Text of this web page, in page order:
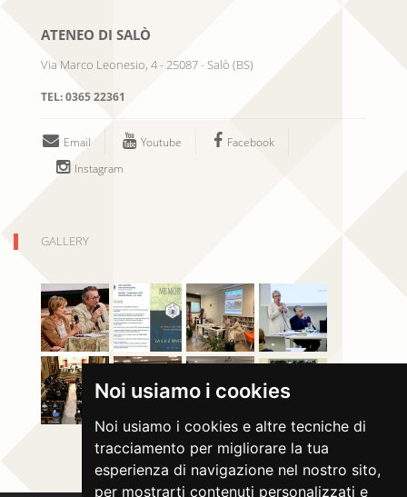
Noi usiamo i cookies
Noi usiamo i cookies e altre tecniche di
tracciamento per migliorare la tua
esperienza di navigazione nel nostro sito,
per mostrarti contenuti personalizzati e
ATENEO DI SALÒ
Via Marco Leonesio, 4- 25087- Salò (BS)
TEL:0365 22361
Email Youtube
Facebook
Instagram
GALLERY